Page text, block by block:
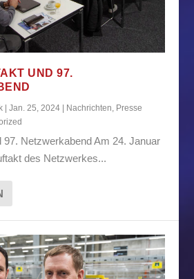
UND 97.
|Jan. 25, 2024 Nachrichten, Presse
97. Netzwerkabend Am 24. Januar
des Netzwerkes...